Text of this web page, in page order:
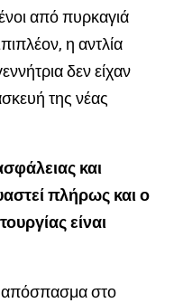
από πυρκαγιά
η αντλία
δεν είχαν
της νέας
και
πλήρως και ο
είναι
απόσπασμα στο